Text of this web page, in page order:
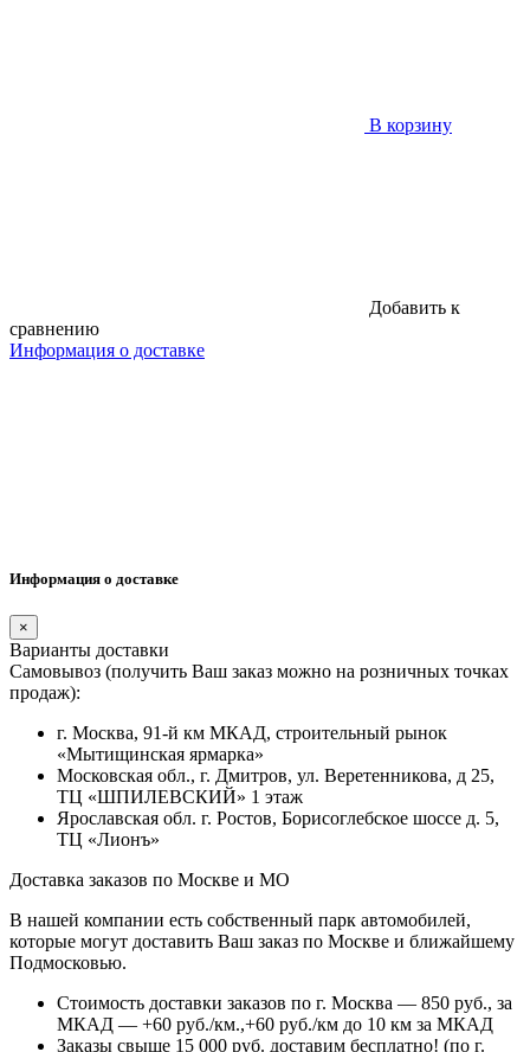
В корзину
Добавить к
сравнению
Информация о доставке
Информация о доставке
×
Варианты доставки
Самовывоз (получить Ваш заказ можно на розничных точках
продаж):
г. Москва, 91-й км МКАД, строительный рынок
«Мытищинская ярмарка»
Московская обл., г. Дмитров, ул. Веретенникова, д 25,
ТЦ «ШПИЛЕВСКИЙ» 1 этаж
Ярославская обл. г. Ростов, Борисоглебское шоссе д. 5,
ТЦ «Лионъ»
Доставка заказов по Москве и МО
В нашей компании есть собственный парк автомобилей,
которые могут доставить Ваш заказ по Москве и ближайшему
Подмосковью.
Стоимость доставки заказов по г. Москва — 850 руб., за
МКАД — +60 руб./км.,+60 руб./км до 10 км за МКАД
Заказы свыше 15 000 руб. доставим бесплатно! (по г.